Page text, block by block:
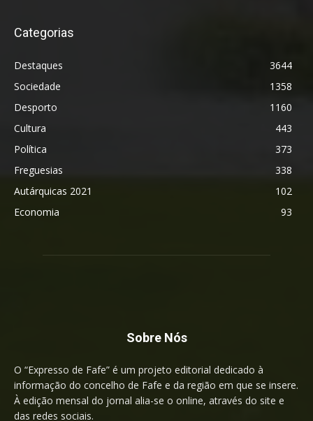
Categorias
Destaques
3644
Sociedade
1358
Desporto
1160
Cultura
443
Política
373
Freguesias
338
Autárquicas 2021
102
Economia
93
Sobre Nós
O “Expresso de Fafe” é um projeto editorial dedicado à
informação do concelho de Fafe e da região em que se insere.
À edição mensal do jornal alia-se o online, através do site e
das redes sociais.